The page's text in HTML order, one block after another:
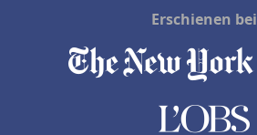
Erschienen bei